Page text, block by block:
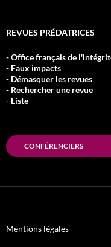
REVUES PRÉDATRICES
- Office français de
- Faux impacts
- Démasquer les revues
- Rechercher une revue
- Liste
CONFÉRENCIERS
Mentions légales